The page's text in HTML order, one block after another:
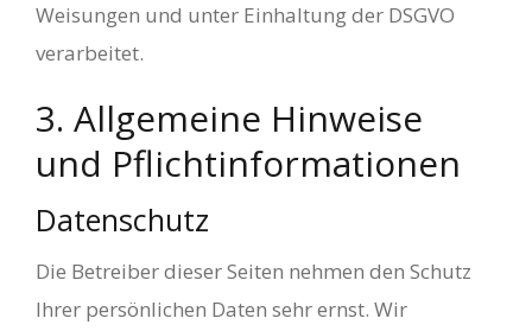
Weisungen und unter Einhaltung der DSGVO
verarbeitet.
3. Allgemeine Hinweise
und Pflicht­informationen
Datenschutz
Die Betreiber dieser Seiten nehmen den Schutz
Ihrer persönlichen Daten sehr ernst. Wir